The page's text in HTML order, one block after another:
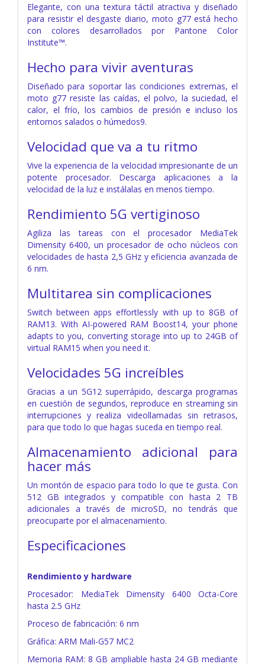
Elegante, con una textura táctil atractiva y diseñado
para resistir el desgaste diario, moto g77 está hecho
con colores desarrollados por Pantone Color
Institute™.
Hecho para vivir aventuras
Diseñado para soportar las condiciones extremas, el
moto g77 resiste las caídas, el polvo, la suciedad, el
calor, el frío, los cambios de presión e incluso los
entornos salados o húmedos9.
Velocidad que va a tu ritmo
Vive la experiencia de la velocidad impresionante de un
potente procesador. Descarga aplicaciones a la
velocidad de la luz e instálalas en menos tiempo.
Rendimiento 5G vertiginoso
Agiliza las tareas con el procesador MediaTek
Dimensity 6400, un procesador de ocho núcleos con
velocidades de hasta 2,5 GHz y eficiencia avanzada de
6 nm.
Multitarea sin complicaciones
Switch between apps effortlessly with up to 8GB of
RAM13. With AI-powered RAM Boost14, your phone
adapts to you, converting storage into up to 24GB of
virtual RAM15 when you need it.
Velocidades 5G increíbles
Gracias a un 5G12 superrápido, descarga programas
en cuestión de segundos, reproduce en streaming sin
interrupciones y realiza videollamadas sin retrasos,
para que todo lo que hagas suceda en tiempo real.
Almacenamiento adicional para
hacer más
Un montón de espacio para todo lo que te gusta. Con
512 GB integrados y compatible con hasta 2 TB
adicionales a través de microSD, no tendrás que
preocuparte por el almacenamiento.
Especificaciones
Rendimiento y hardware
Procesador: MediaTek Dimensity 6400 Octa-Core
hasta 2.5 GHz
Proceso de fabricación: 6 nm
Gráfica: ARM Mali-G57 MC2
Memoria RAM: 8 GB ampliable hasta 24 GB mediante